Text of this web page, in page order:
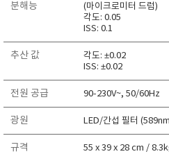
분해능
(마이크로미터 드럼)
각도: 0.05
ISS: 0.1
추산 값
각도: ±0.02
ISS: ±0.02
전원 공급 90-230V~, 50/60Hz
광원 LED/간섭 필터
규격 55 x 39 x 28 cm /